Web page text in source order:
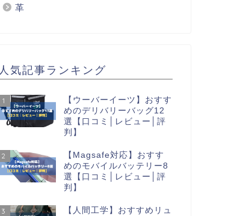
革
人気記事ランキング
1
【ウーバーイーツ】おすす
めのデリバリーバッグ12
選【口コミ│レビュー│評
判】
2
【Magsafe対応】おすす
めのモバイルバッテリー8
選【口コミ│レビュー│評
判】
3
【人間工学】おすすめリュ